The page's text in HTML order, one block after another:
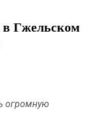
Гжельском
огромную